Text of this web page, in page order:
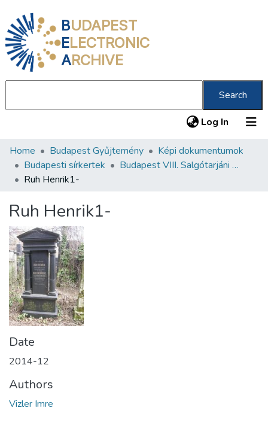
BUDAPEST
ELECTRONIC
ARCHIVE
Search
Log In (current)
Communities & Collections
All of DSpace
About us
Home Budapest Gyűjtemény
Képi dokumentumok
Budapesti sírkertek
Budapest VIII. Salgótarjáni úti Neológ Zsidó Temető
Ruh Henrik1-
Ruh Henrik1-
Date
2014-12
Authors
Vizler Imre